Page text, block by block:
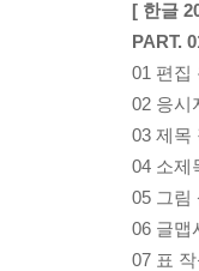
[ 한글
PART.
01 편집
02 응시
03 제목
04 소제
05 그림
06 글맵
07 표 작